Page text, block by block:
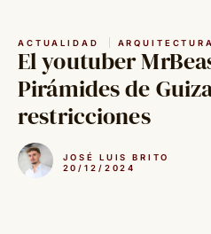
contenido
ACTUALIDAD ARQUITECTURA
El youtuber
Pirámides de
restricciones
JOSÉ LUIS BRITO
20/12/2024